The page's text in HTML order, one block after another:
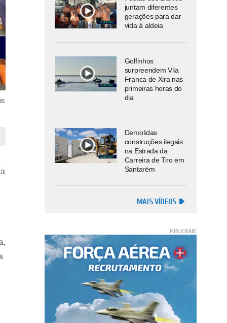
juntam diferentes
gerações para dar
vida à aldeia
Golfinhos
surpreendem Vila
Franca de Xira nas
primeiras horas do
dia
Demolidas
construções ilegais
na Estrada da
Carreira de Tiro em
Santarém
MAIS VÍDEOS